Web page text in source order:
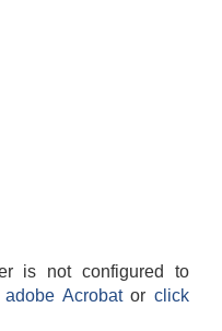
is not configured to
adobe Acrobatorclick